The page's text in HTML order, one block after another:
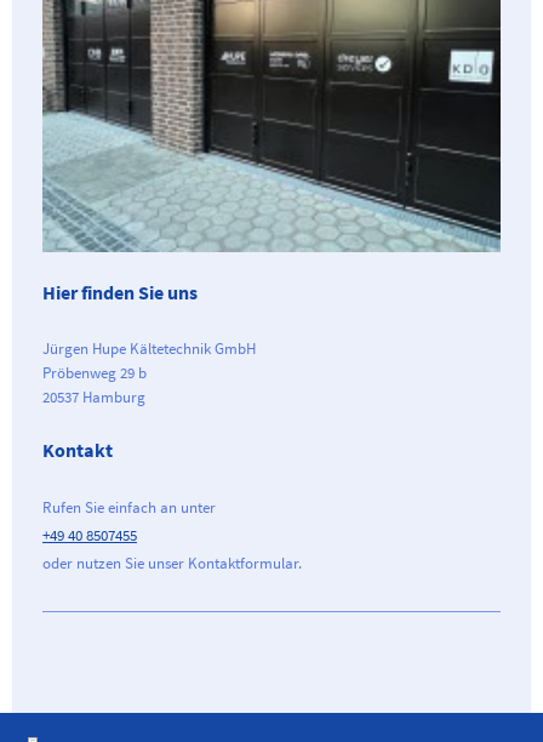
Hier finden Sie uns
Jürgen Hupe Kältetechnik GmbH
Pröbenweg 29 b
20537 Hamburg
Kontakt
Rufen Sie einfach an unter
+49 40 8507455
oder nutzen Sie unser Kontaktformular.